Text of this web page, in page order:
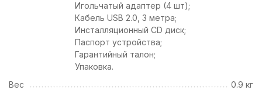
Игольчатый адаптер (4 шт);
Кабель USB 2.0, 3 метра;
Инсталляционный CD диск;
Паспорт устройства;
Гарантийный талон;
Упаковка.
Вес
0.9 кг